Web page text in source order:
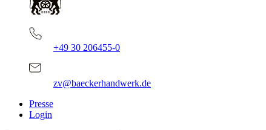
+49 30 206455-0
zv@baeckerhandwerk.de
Presse
Login